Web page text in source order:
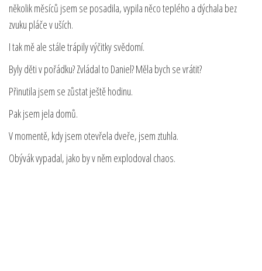
několik měsíců jsem se posadila, vypila něco teplého a dýchala bez
zvuku pláče v uších.
I tak mě ale stále trápily výčitky svědomí.
Byly děti v pořádku? Zvládal to Daniel? Měla bych se vrátit?
Přinutila jsem se zůstat ještě hodinu.
Pak jsem jela domů.
V momentě, kdy jsem otevřela dveře, jsem ztuhla.
Obývák vypadal, jako by v něm explodoval chaos.